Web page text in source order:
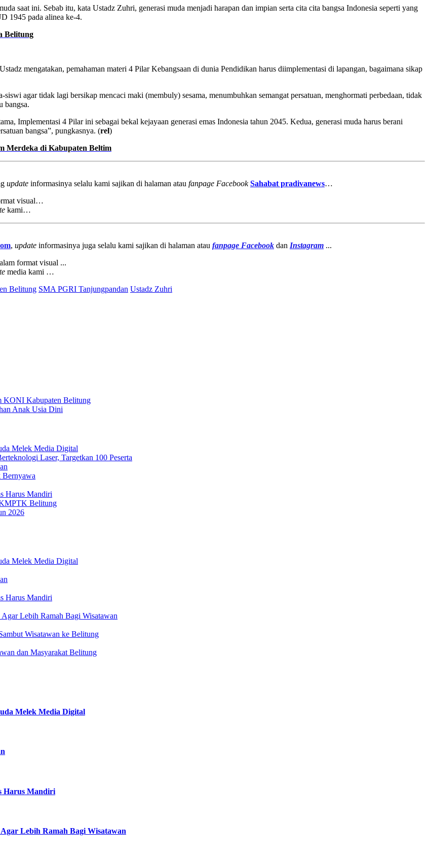
saat ini. Sebab itu, kata Ustadz Zuhri, generasi muda menjadi harapan dan impian serta cita cita bangsa Indonesia seperti yang
1945 pada alinea ke-4.
Belitung
mengatakan, pemahaman materi 4 Pilar Kebangsaan di dunia Pendidikan harus diimplementasi di lapangan, bagaimana sikap
agar tidak lagi bersikap mencaci maki (membuly) sesama, menumbuhkan semangat persatuan, menghormati perbedaan, tidak
bangsa.
Implementasi 4 Pilar ini sebagai bekal kejayaan generasi emas Indonesia tahun 2045. Kedua, generasi muda harus berani
bangsa”, pungkasnya. (rel)
Merdeka di Kabupaten Beltim
update informasinya selalu kami sajikan di halaman atau fanpage Facebook Sahabat pradivanews…
visual…
kami…
, update informasinya juga selalu kami sajikan di halaman atau fanpage Facebook dan Instagram ...
format visual ...
media kami …
Belitung SMA PGRI Tanjungpandan Ustadz Zuhri
KONI Kabupaten Belitung
Anak Usia Dini
Melek Media Digital
Laser, Targetkan 100 Peserta
Bernyawa
Harus Mandiri
Belitung
2026
Melek Media Digital
Harus Mandiri
Lebih Ramah Bagi Wisatawan
Wisatawan ke Belitung
dan Masyarakat Belitung
Melek Media Digital
Harus Mandiri
Lebih Ramah Bagi Wisatawan